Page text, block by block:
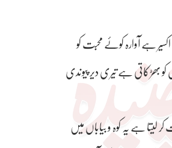
ہے آوارہ کوئے محبت کو
بھڑکاتی ہے تیری دیر پیوندی
کر لیتا ہے یہ کوہ و بیاباں میں